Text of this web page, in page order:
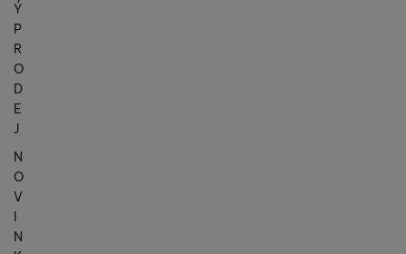
Ý
P
R
O
D
E
J
N
O
V
I
N